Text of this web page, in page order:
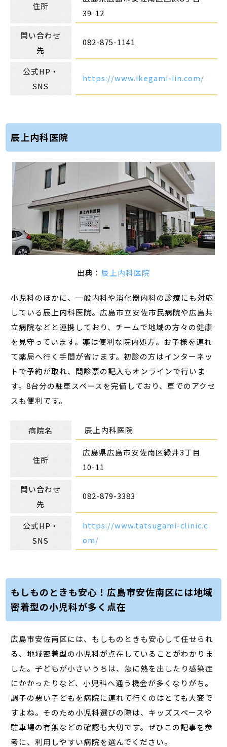
住所
39-12
問い合わせ
先
082-875-1141
公式HP・
SNS
https://www.ikegami-iin.com/
辰上内科医院
出典： 辰上内科医院
小児科のほかに、一般内科や消化器内科の診療にも対応
している辰上内科医院。広島市立安佐市民病院や広島共
立病院などと連携しており、チームで地域の方々の健康
を見守っています。薬は便利な院内処方。お子様を連れ
て薬局へ行く手間が省けます。初診の方はインターネッ
トで予約が取れ、問診票の記入もオンラインで行いま
す。8台分の駐車スペースを完備しており、車でのアクセ
スも便利です。
病院名 辰上内科医院
住所
広島県広島市安佐南区緑井3丁目
10-11
問い合わせ
先
082-879-3383
公式HP・
SNS
https://www.tatsugami-clinic.c
om/
もしものときも安心！広島市安佐南区には地域
密着型の小児科が多く点在
広島市安佐南区には、もしものときも安心して任せられ
る、地域密着型の小児科が点在していることがわかりま
した。子どもが小さいうちは、急に熱を出したり感染症
にかかったりなど、小児科へ通う機会が多くなりがち。
調子の悪い子どもを病院に連れて行くのはとても大変で
すよね。そのため小児科選びの際は、キッズスペースや
駐車場の有無などの確認も大切です。ぜひこの記事を参
考に、利用しやすい病院を選んでください。